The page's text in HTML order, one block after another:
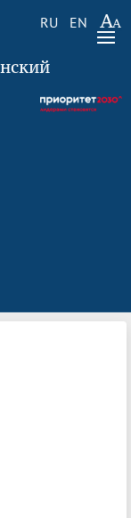
RU EN